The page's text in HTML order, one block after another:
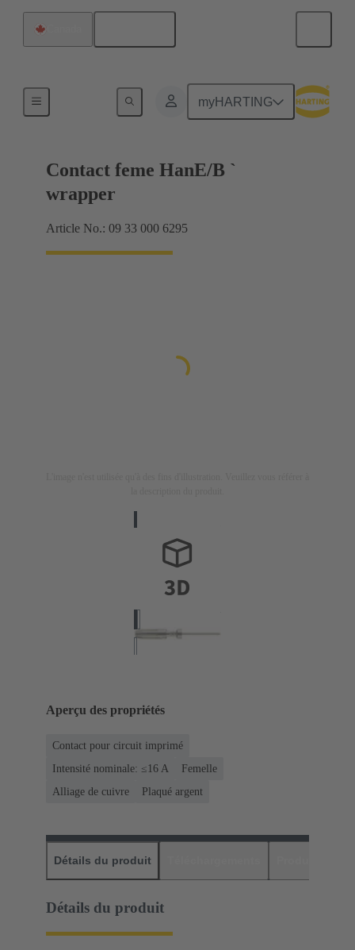
myHARTING
Contact feme HanE/B `
wrapper
Article No.: 09 33 000 6295
Aperçu des propriétés
Contact pour circuit imprimé
Intensité nominale: ≤16 A
Femelle
Alliage de cuivre
Plaqué argent
Détails du produit
Détails du produit